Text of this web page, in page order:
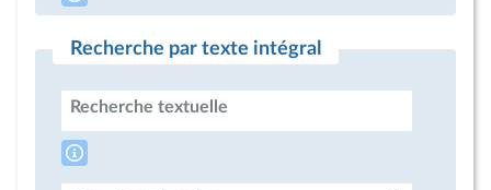
Recherche par texte intégral
Recherche textuelle